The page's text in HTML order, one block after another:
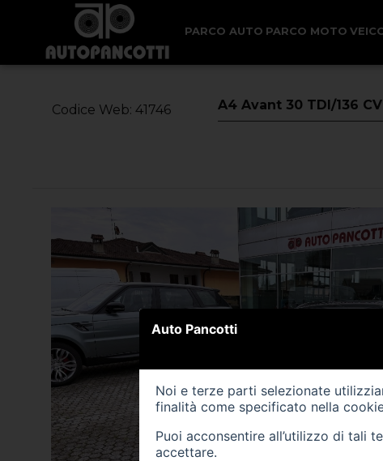
PARCO AUTO PARCO MOTO
< Torna Indietro
Codice Web: 41746 A4 Avant 30 TDI/136
Auto Pancotti
Noi e terze parti selezionate
finalità come specificato nella
Puoi acconsentire all’utilizzo di tali
accettare.